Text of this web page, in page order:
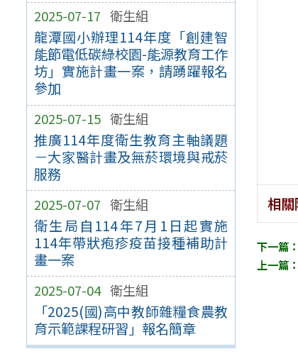
2025-07-17 衛生組
龍潭國小辦理114年度「創建智
能節電低碳綠校園-能源教育工作
坊」實施計畫一案，請踴躍報名
參加
2025-07-15 衛生組
推廣114年度衛生教育主軸議題
－大家醫計畫及無菸環境與戒菸
服務
2025-07-07 衛生組
衛生局自114年7月1日起實施
114年帶狀疱疹疫苗接種補助計
畫一案
2025-07-04 衛生組
「2025(國)高中教師雜糧食農教
育示範課程研習」報名簡章
相